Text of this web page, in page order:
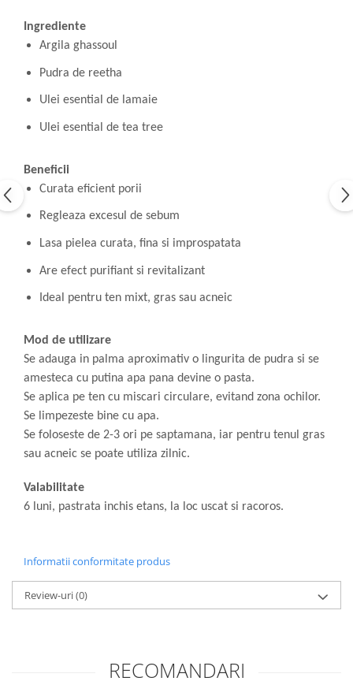
Ingrediente
Argila ghassoul
Pudra de reetha
Ulei esential de lamaie
Ulei esential de tea tree
Beneficii
Curata eficient porii
Regleaza excesul de sebum
Lasa pielea curata, fina si improspatata
Are efect purifiant si revitalizant
Ideal pentru ten mixt, gras sau acneic
Mod de utilizare
Se adauga in palma aproximativ o lingurita de pudra si se
amesteca cu putina apa pana devine o pasta.
Se aplica pe ten cu miscari circulare, evitand zona ochilor.
Se limpezeste bine cu apa.
Se foloseste de 2-3 ori pe saptamana, iar pentru tenul gras
sau acneic se poate utiliza zilnic.
Valabilitate
6 luni, pastrata inchis etans, la loc uscat si racoros.
Informatii conformitate produs
Review-uri(0)
RECOMANDARI